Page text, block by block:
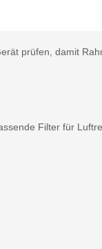
prüfen, damit
Filter für